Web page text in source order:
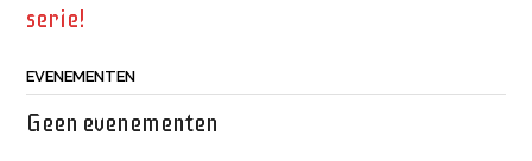
serie!
EVENEMENTEN
Geen evenementen